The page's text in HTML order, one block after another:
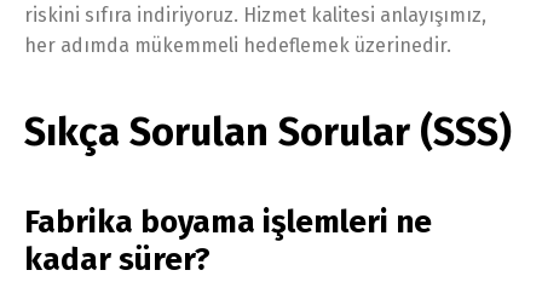
riskini sıfıra indiriyoruz. Hizmet kalitesi anlayışımız,
her adımda mükemmeli hedeflemek üzerinedir.
Sıkça Sorulan Sorular (SSS)
Fabrika boyama işlemleri ne
kadar sürer?